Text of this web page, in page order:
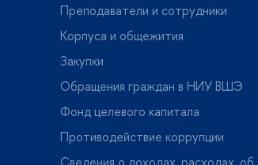
Преподаватели и сотрудники
Корпуса и общежития
Закупки
Обращения граждан в НИУ ВШЭ
Фонд целевого капитала
Противодействие коррупции